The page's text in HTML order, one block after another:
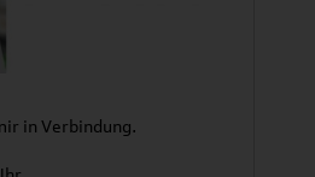
in Verbindung.